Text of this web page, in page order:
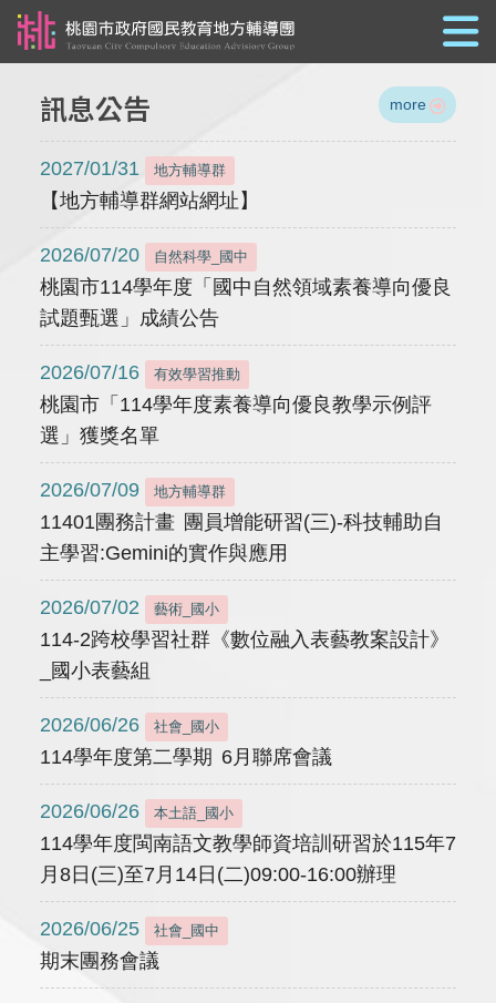
訊息公告 more
2027/01/31 地方輔導群
【地方輔導群網站網址】
2026/07/20 自然科學_國中
桃園市114學年度「國中自然領域素養導向優良
試題甄選」成績公告
2026/07/16 有效學習推動
桃園市「114學年度素養導向優良教學示例評
選」獲獎名單
2026/07/09 地方輔導群
11401團務計畫 團員增能研習(三)-科技輔助自
主學習:Gemini的實作與應用
2026/07/02 藝術_國小
114-2跨校學習社群《數位融入表藝教案設計》
_國小表藝組
2026/06/26 社會_國小
114學年度第二學期 6月聯席會議
2026/06/26 本土語_國小
114學年度閩南語文教學師資培訓研習於115年7
月8日(三)至7月14日(二)09:00-16:00辦理
2026/06/25 社會_國中
期末團務會議